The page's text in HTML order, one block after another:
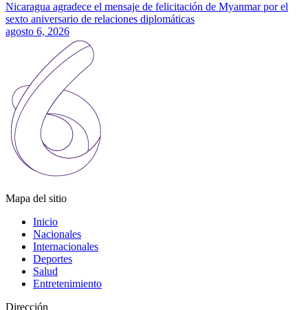
Nicaragua agradece el mensaje de felicitación de Myanmar por el
sexto aniversario de relaciones diplomáticas
agosto 6, 2026
Mapa del sitio
Inicio
Nacionales
Internacionales
Deportes
Salud
Entretenimiento
Dirección